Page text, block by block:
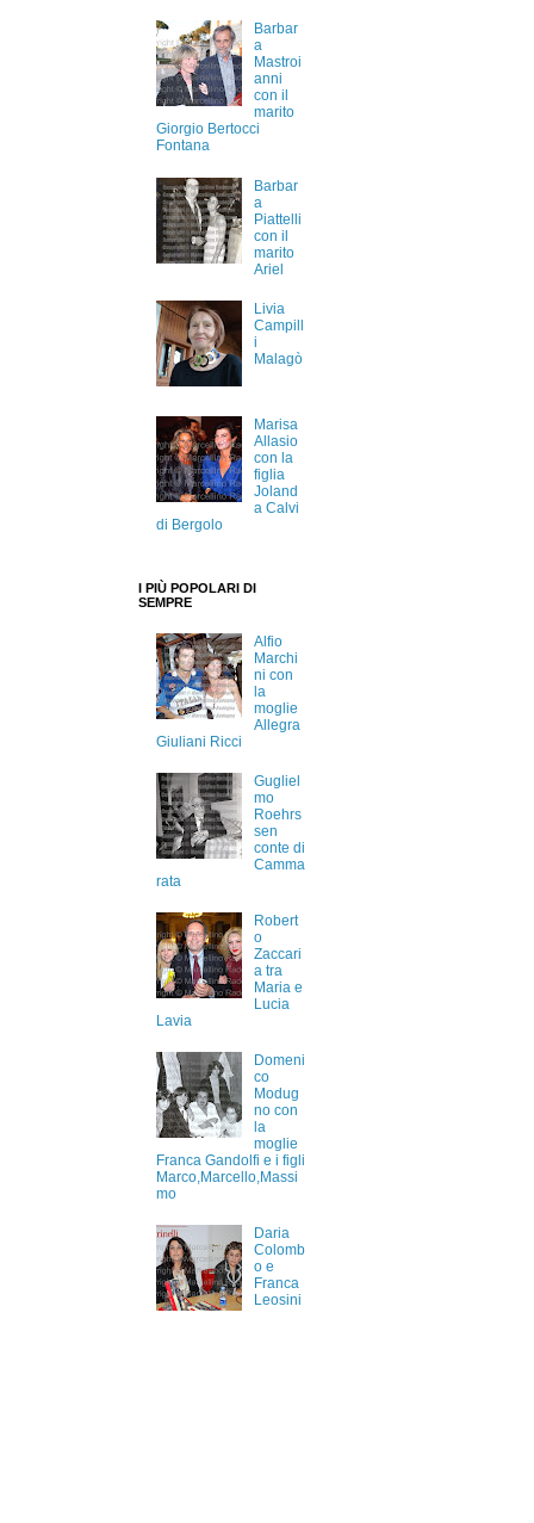
Barbar
a
Mastroi
anni
con il
marito
Giorgio Bertocci
Fontana
Barbar
a
Piattelli
con il
marito
Ariel
Livia
Campill
i
Malagò
Marisa
Allasio
con la
figlia
Joland
a Calvi
di Bergolo
I PIÙ POPOLARI DI
SEMPRE
Alfio
Marchi
ni con
la
moglie
Allegra
Giuliani Ricci
Gugliel
mo
Roehrs
sen
conte di
Camma
rata
Robert
o
Zaccari
a tra
Maria e
Lucia
Lavia
Domeni
co
Modug
no con
la
moglie
Franca Gandolfi e i figli
Marco,Marcello,Massi
mo
Daria
Colomb
o e
Franca
Leosini